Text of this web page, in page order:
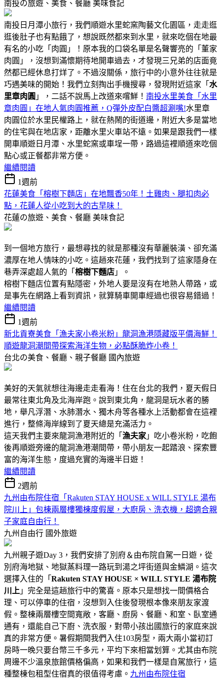
南投の旅遊、美食、餐廳 美味食記
南投日月潭小旅行，我們順遊水里蛇窯陶藝文化園區，走走逛
逛後肚子也有點餓了，想說既然都來到水里，就來吃個在地最
有名的小吃「肉圓」！原本我的口袋名單是名聲響亮的「董家
肉圓」，沒想到滿懷期待地開車過去，才發現三兄弟的店面竟
然都已經休息打烊了。不過沒關係，旅行中的小意外往往就是
巧遇美味的開始！我們立刻掏出手機搜尋，發現附近這家「 水
里章肉圓 」，二話不說馬上改道來嚐鮮！ 南投水里美食「水里
章肉圓」在地人氣肉圓推薦，Q彈外皮配白醬超涮嘴!水里章
肉圓位於水里民權路上，就在熱鬧的街道邊，附近大多是當地
的住宅與在地店家，距離水里火車站不遠。如果是跟我們一樣
開車順遊日月潭、水里蛇窯或車埕一帶，路過這裡順道來吃個
點心或正餐都非常方便。
繼續閱讀
1週前
花蓮美食「榕樹下麵店」在地飄香50年！土雞肉、腿扣肉必
點，花蓮人從小吃到大的古早味！
花蓮の旅遊、美食、餐廳 美味食記
到一個地方旅行，最想尋找的就是那種沒有華麗裝潢、卻充滿
濃厚在地人情味的小吃。這趟來花蓮，我們找到了這家隱身在
巷弄深處超人氣的「 榕樹下麵店 」。
榕樹下麵店位置有點隱密，外地人要是沒有在地熟人帶路，或
是事先在網路上看到資訊，就算騎車開車經過也很容易錯過！
繼續閱讀
1週前
新北貢寮美食「漁夫家小卷米粉」龍洞漁港隱藏版平價海鮮！
順遊龍洞潮間帶探索海洋生物，必點酥脆炸小卷！
台北の美食、餐廳、親子餐廳 國內旅遊
美好的天氣就想往海邊走走看海！住在台北的我們，夏天假日
最常往東北角及北海岸跑。說到東北角，龍洞是玩水者的勝
地，舉凡浮潛、水肺潛水、獨木舟等各種水上活動都會在這裡
進行，整條海岸線到了夏天總是充滿活力。
這天我們主要來龍洞漁港附近的「 漁夫家 」吃小卷米粉，吃飽
後再順遊旁邊的龍洞漁港潮間帶，帶小朋友一起踏浪、探索豐
富的海洋生態，度過充實的海邊半日遊！
繼續閱讀
2週前
九州由布院住宿「Rakuten STAY HOUSE x WILL STYLE 湯布
院川上」包棟兩層樓獨棟度假屋，大廚房、洗衣機，超適合親
子家庭自由行！
九州自由行 國外旅遊
九州親子遊Day 3，我們安排了別府＆由布院自駕一日遊，從
別府海地獄、地獄蒸料理一路玩到湯之坪街道與金鱗湖。這次
選擇入住的「 Rakuten STAY HOUSE × WILL STYLE 湯布院
川上 」完全是這趟旅行中的驚喜。原本只是想找一間價格合
理、可以停車的住宿，沒想到入住後發現根本像來朋友家渡
假。整棟兩層樓空間寬敞，客廳、廚房、餐廳、和室、臥室通
通有，還能自己下廚、洗衣服，對帶小孩出國旅行的家庭來說
真的非常方便。暑假期間我們入住103房型，兩大兩小當初訂
房時一晚只要台幣三千多元，平均下來相當划算。尤其由布院
周邊不少溫泉旅館價格偏高，如果和我們一樣是自駕旅行，這
種整棟包租型住宿真的很值得考慮。 九州由布院住宿